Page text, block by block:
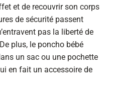
et de recouvrir son corps
de sécurité passent
pas la liberté de
plus, le poncho bébé
un sac ou une pochette
en fait un accessoire de